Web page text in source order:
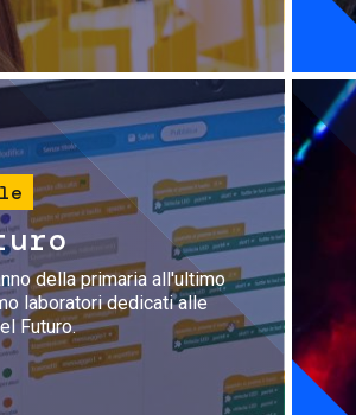
della primaria all'ultimo
laboratori dedicati alle
Futuro.